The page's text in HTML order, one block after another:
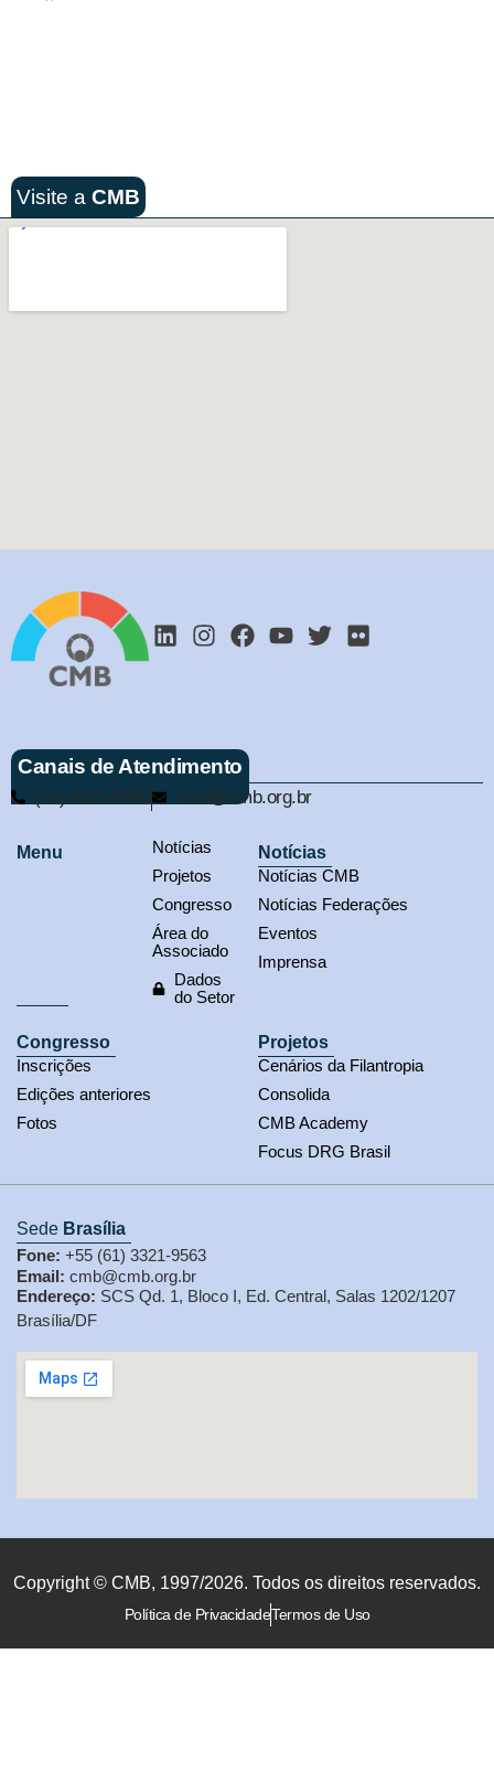
Visite a CMB
Canais de Atendimento
(61) 3321-9563 cmb@cmb.org.br
Menu
Notícias
Projetos
Congresso
Área do
Associado
Dados
do Setor
Notícias
Notícias CMB
Notícias Federações
Eventos
Imprensa
Congresso
Inscrições
Edições anteriores
Fotos
Projetos
Cenários da Filantropia
Consolida
CMB Academy
Focus DRG Brasil
Sede Brasília
Fone: +55 (61) 3321-9563
Email: cmb@cmb.org.br
Endereço: SCS Qd. 1, Bloco I, Ed. Central, Salas 1202/1207
Brasília/DF
Copyright © CMB, 1997/2026. Todos os direitos reservados.
Política de PrivacidadeTermos de Uso